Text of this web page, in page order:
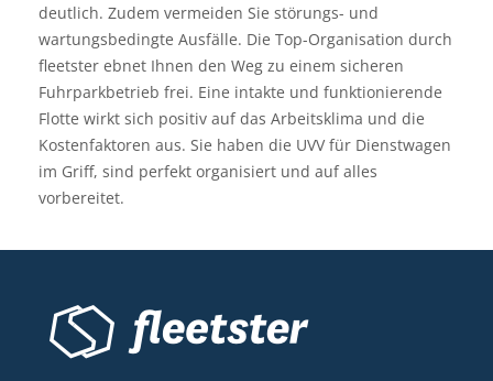
deutlich. Zudem vermeiden Sie störungs- und
wartungsbedingte Ausfälle. Die Top-Organisation durch
fleetster ebnet Ihnen den Weg zu einem sicheren
Fuhrparkbetrieb frei. Eine intakte und funktionierende
Flotte wirkt sich positiv auf das Arbeitsklima und die
Kostenfaktoren aus. Sie haben die UVV für Dienstwagen
im Griff, sind perfekt organisiert und auf alles
vorbereitet.